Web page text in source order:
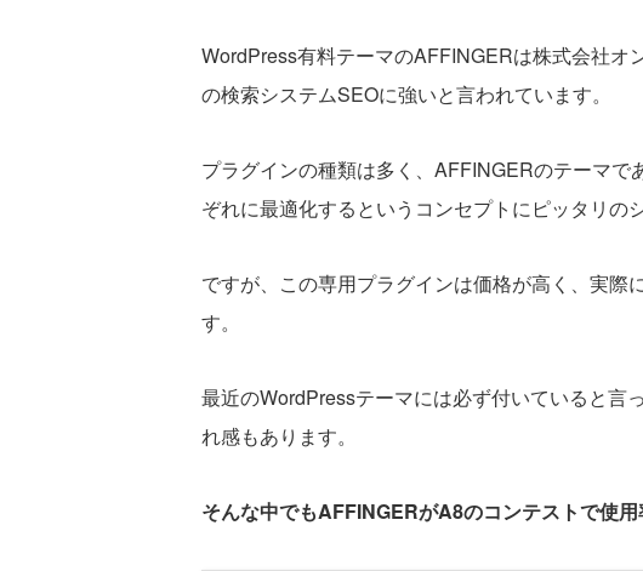
WordPress有料テーマのAFFINGERは株式会社
の検索システムSEOに強いと言われています。
プラグインの種類は多く、AFFINGERのテーマで
ぞれに最適化するというコンセプトにピッタリの
ですが、この専用プラグインは価格が高く、実
す。
最近のWordPressテーマには必ず付いていると言
れ感もあります。
そんな中でもAFFINGERがA8のコンテストで使用